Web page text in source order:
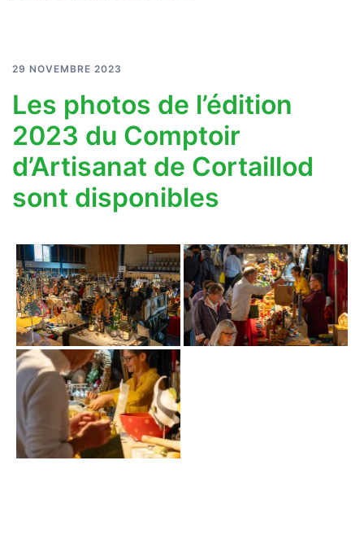
29 NOVEMBRE 2023
Les photos de l’édition
2023 du Comptoir
d’Artisanat de Cortaillod
sont disponibles